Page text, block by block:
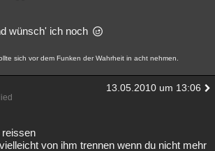
wünsch' ich noch
sich vor dem Funken der Wahrheit in acht nehmen.
13.05.2010 um 13:06
reissen
von ihm trennen wenn du nicht mehr